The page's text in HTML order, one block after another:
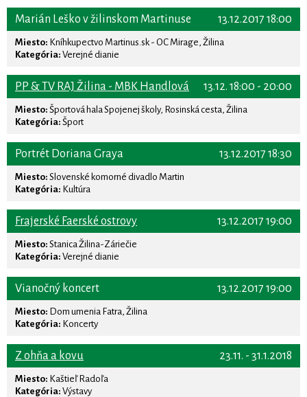
13.12.2017 18:00
Marián Leško v žilinskom Martinuse
Miesto: Kníhkupectvo Martinus.sk - OC Mirage, Žilina
Kategória: Verejné dianie
13.12. 18:00 - 20:00
PP & TV RAJ Žilina - MBK Handlová
Miesto: Športová hala Spojenej školy, Rosinská cesta, Žilina
Kategória: Šport
13.12.2017 18:30
Portrét Doriana Graya
Miesto: Slovenské komorné divadlo Martin
Kategória: Kultúra
13.12.2017 19:00
Frajerské Faerské ostrovy
Miesto: Stanica Žilina-Záriečie
Kategória: Verejné dianie
13.12.2017 19:00
Vianočný koncert
Miesto: Dom umenia Fatra, Žilina
Kategória: Koncerty
23.11. - 31.1.2018
Z ohňa a kovu
Miesto: Kaštieľ Radoľa
Kategória: Výstavy